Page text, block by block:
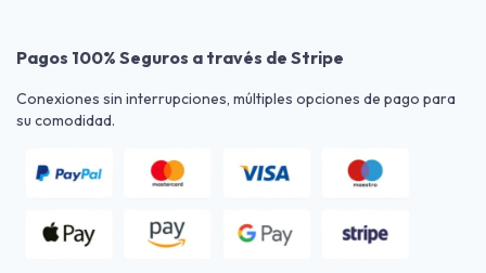
Pagos 100% Seguros a través de Stripe
Conexiones sin interrupciones, múltiples opciones de pago para
su comodidad.